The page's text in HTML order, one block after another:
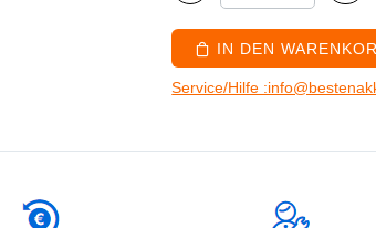
IN DEN
Service/Hilfe